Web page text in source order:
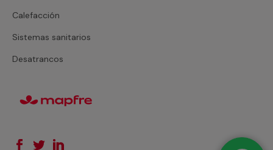
Calefacción
Sistemas sanitarios
Desatrancos